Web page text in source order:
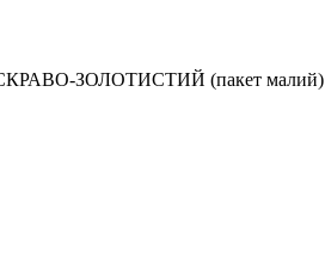
ЗОЛОТИСТИЙ (пакет малий)